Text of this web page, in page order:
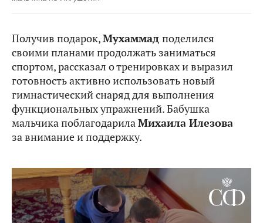
Получив подарок,Мухаммад поделился
своими планами продолжать заниматься
спортом, рассказал о тренировках и выразил
готовность активно использовать новый
гимнастический снаряд для выполнения
функциональных упражнений. Бабушка
мальчика поблагодарилаМихаила Илезова
за внимание и поддержку.